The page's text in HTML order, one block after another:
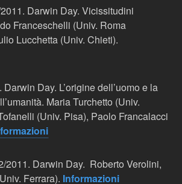
Darwin Day. Vicissitudini
Franceschelli (Univ. Roma
Lucchetta (Univ. Chieti).
Darwin Day. L’origine dell’uomo e la
Maria Turchetto (Univ.
(Univ. Pisa), Paolo Francalacci
2011. Darwin Day. Roberto Verolini,
Ferrara). Informazioni